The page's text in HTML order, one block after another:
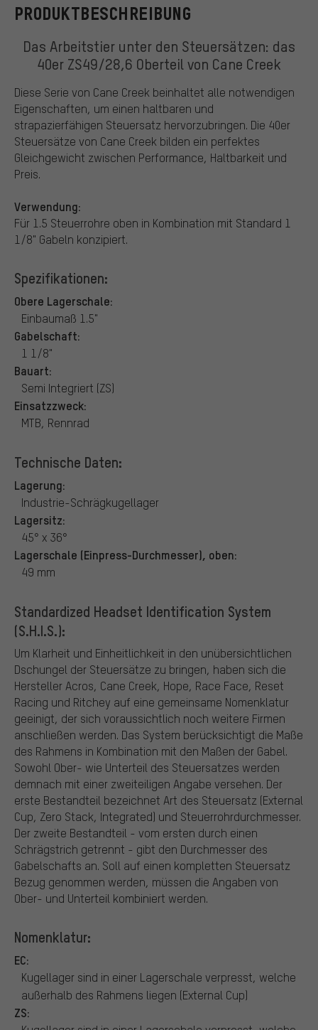
PRODUKTBESCHREIBUNG
Das Arbeitstier unter den Steuersätzen: das
40er ZS49/28,6 Oberteil von Cane Creek
Diese Serie von Cane Creek beinhaltet alle notwendigen
Eigenschaften, um einen haltbaren und
strapazierfähigen Steuersatz hervorzubringen. Die 40er
Steuersätze von Cane Creek bilden ein perfektes
Gleichgewicht zwischen Performance, Haltbarkeit und
Preis.
Verwendung:
Für 1.5 Steuerrohre oben in Kombination mit Standard 1
1/8" Gabeln konzipiert.
Spezifikationen:
Obere Lagerschale:
Einbaumaß 1.5"
Gabelschaft:
1 1/8"
Bauart:
Semi Integriert (ZS)
Einsatzzweck:
MTB, Rennrad
Technische Daten:
Lagerung:
Industrie-Schrägkugellager
Lagersitz:
45° x 36°
Lagerschale (Einpress-Durchmesser), oben:
49 mm
Standardized Headset Identification System
(S.H.I.S.):
Um Klarheit und Einheitlichkeit in den unübersichtlichen
Dschungel der Steuersätze zu bringen, haben sich die
Hersteller Acros, Cane Creek, Hope, Race Face, Reset
Racing und Ritchey auf eine gemeinsame Nomenklatur
geeinigt, der sich voraussichtlich noch weitere Firmen
anschließen werden. Das System berücksichtigt die Maße
des Rahmens in Kombination mit den Maßen der Gabel.
Sowohl Ober- wie Unterteil des Steuersatzes werden
demnach mit einer zweiteiligen Angabe versehen. Der
erste Bestandteil bezeichnet Art des Steuersatz (External
Cup, Zero Stack, Integrated) und Steuerrohrdurchmesser.
Der zweite Bestandteil - vom ersten durch einen
Schrägstrich getrennt - gibt den Durchmesser des
Gabelschafts an. Soll auf einen kompletten Steuersatz
Bezug genommen werden, müssen die Angaben von
Ober- und Unterteil kombiniert werden.
Nomenklatur:
EC:
Kugellager sind in einer Lagerschale verpresst, welche
außerhalb des Rahmens liegen (External Cup)
ZS: